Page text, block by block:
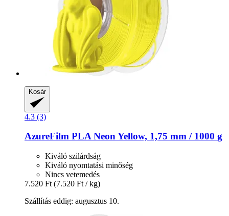
Kosár
4.3 (3)
AzureFilm PLA Neon Yellow, 1,75 mm / 1000 g
Kiváló szilárdság
Kiváló nyomtatási minőség
Nincs vetemedés
7.520 Ft (7.520 Ft / kg)
Szállítás eddig: augusztus 10.